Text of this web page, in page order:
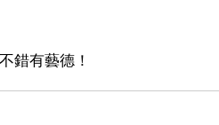
錯有藝德！